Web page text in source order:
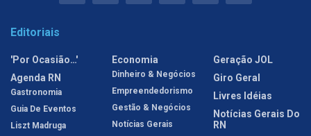
Editoriais
'Por Ocasião…'
Agenda RN
Gastronomia
Guia De Eventos
Liszt Madruga
Economia
Dinheiro & Negócios
Empreendedorismo
Gestão & Negócios
Notícias Gerais
Geração JOL
Giro Geral
Livres Idéias
Notícias Gerais Do
RN